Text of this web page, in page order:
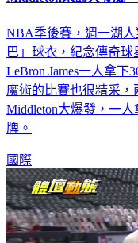
NBA季後賽，週一湖
巴」球衣，紀念傳奇球
LeBron James一人拿
魔術的比賽也很精采
Middleton大爆發，一
牌。
國際